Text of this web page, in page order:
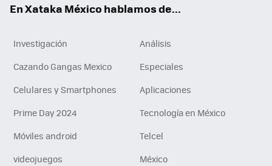
En Xataka México hablamos de...
Investigación
Análisis
Cazando Gangas Mexico
Especiales
Celulares y Smartphones
Aplicaciones
Prime Day 2024
Tecnología en México
Móviles android
Telcel
videojuegos
México